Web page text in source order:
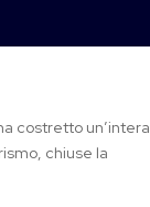
costretto un’intera
chiuse la